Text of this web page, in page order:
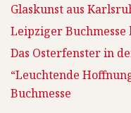
Glaskunst aus
Leipziger
Das Osterfenster in
“Leuchtende
Buchmesse